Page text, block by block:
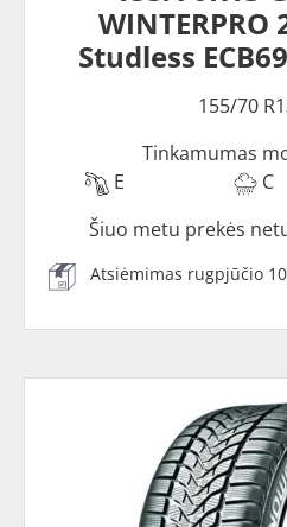
WINTERPRO
Studless
155/70
Tinkamumas
E
C
Šiuo metu prekės
Atsiėmimas rugpjūčio